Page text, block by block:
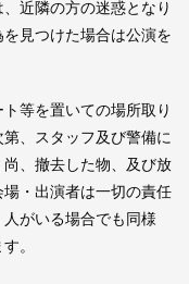
近隣の方の迷惑となり
見つけた場合は公演を
等を置いての場所取り
、スタッフ及び警備に
、撤去した物、及び放
・出演者は一切の責任
がいる場合でも同様
。